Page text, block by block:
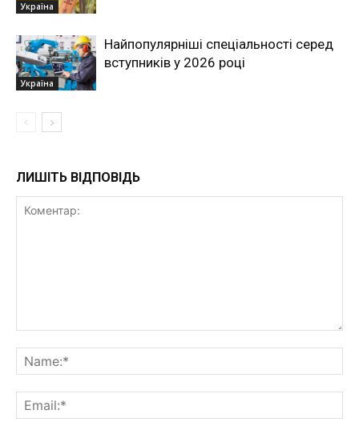
Україна
Україна
Найпопулярніші спеціальності серед
вступників у 2026 році
ЛИШІТЬ ВІДПОВІДЬ